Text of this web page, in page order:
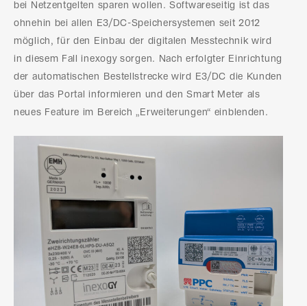
bei Netzentgelten sparen wollen. Softwareseitig ist das
ohnehin bei allen E3/DC-Speichersystemen seit 2012
möglich, für den Einbau der digitalen Messtechnik wird
in diesem Fall inexogy sorgen. Nach erfolgter Einrichtung
der automatischen Bestellstrecke wird E3/DC die Kunden
über das Portal informieren und den Smart Meter als
neues Feature im Bereich „Erweiterungen“ einblenden.